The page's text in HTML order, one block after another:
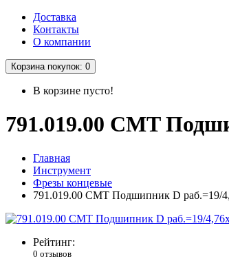
Доставка
Контакты
О компании
Корзинапокупок: 0
В корзине пусто!
791.019.00 CMT
Главная
Инструмент
Фрезы концевые
791.019.00 CMT Подшипник D раб.=19/
Рейтинг:
0 отзывов